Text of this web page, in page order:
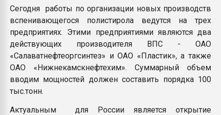
Сегодня работы по организации новых производств
вспенивающегося полистирола ведутся на трех
предприятиях. Этими предприятиями являются два
действующих производителя ВПС - ОАО
«Салаватнефтеоргсинтез» и ОАО «Пластик», а также
ОАО «Нижнекамскнефтехим». Суммарный объем
вводим мощностей должен составить порядка 100
тыс.тонн.
Актуальным для России является открытие